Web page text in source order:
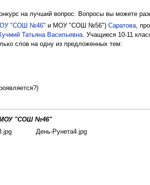
на лучший вопрос. Вопросы вы можете
"СОШ №46" и МОУ "СОШ №56") Саратова,
Татьяна Васильевна. Учащиеся 10-11
слов на одну из предложенных тем:
МОУ "СОШ №46"
День-Рунета4.jpg